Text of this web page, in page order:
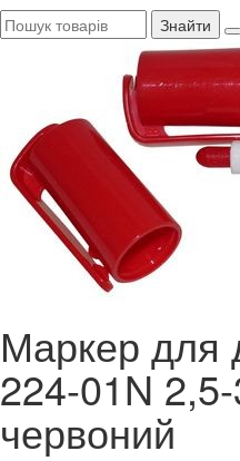
Знайти
Маркер для
224-01N
червоний